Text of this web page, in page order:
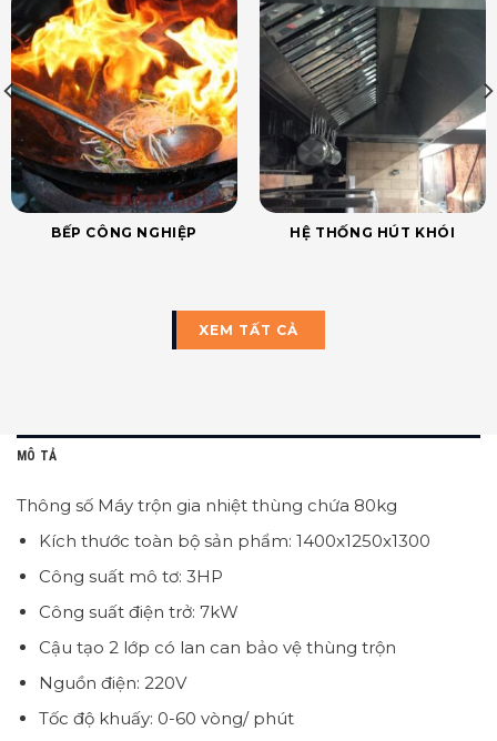
BẾP CÔNG NGHIỆP HỆ THỐNG HÚT KHÓI
XEM TẤT CẢ
MÔ TẢ
Thông số Máy trộn gia nhiệt thùng chứa 80kg
Kích thước toàn bộ sản phẩm: 1400x1250x1300
Công suất mô tơ: 3HP
Công suất điện trở: 7kW
Cậu tạo 2 lớp có lan can bảo vệ thùng trộn
Nguồn điện: 220V
Tốc độ khuấy: 0-60 vòng/ phút